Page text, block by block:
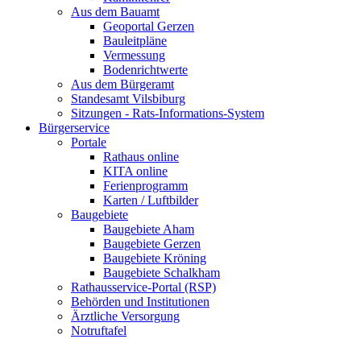
Aus dem Bauamt
Geoportal Gerzen
Bauleitpläne
Vermessung
Bodenrichtwerte
Aus dem Bürgeramt
Standesamt Vilsbiburg
Sitzungen - Rats-Informations-System
Bürgerservice
Portale
Rathaus online
KITA online
Ferienprogramm
Karten / Luftbilder
Baugebiete
Baugebiete Aham
Baugebiete Gerzen
Baugebiete Kröning
Baugebiete Schalkham
Rathausservice-Portal (RSP)
Behörden und Institutionen
Ärztliche Versorgung
Notruftafel